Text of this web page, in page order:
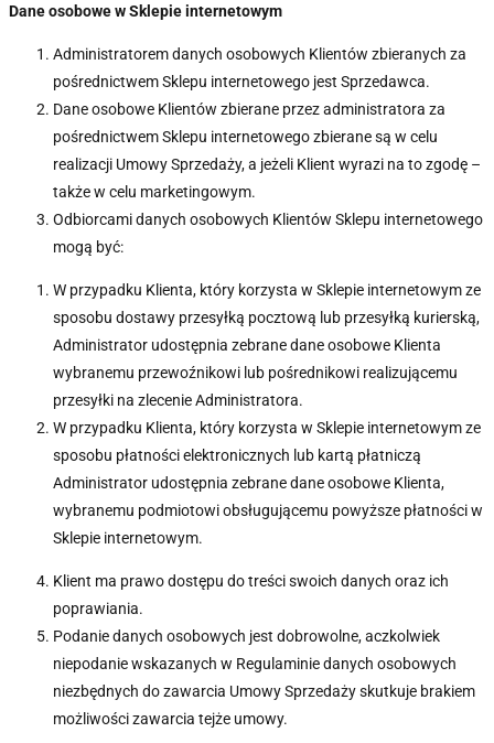
Dane osobowe w Sklepie internetowym
Administratorem danych osobowych Klientów zbieranych za
pośrednictwem Sklepu internetowego jest Sprzedawca.
Dane osobowe Klientów zbierane przez administratora za
pośrednictwem Sklepu internetowego zbierane są w celu
realizacji Umowy Sprzedaży, a jeżeli Klient wyrazi na to zgodę –
także w celu marketingowym.
Odbiorcami danych osobowych Klientów Sklepu internetowego
mogą być:
W przypadku Klienta, który korzysta w Sklepie internetowym ze
sposobu dostawy przesyłką pocztową lub przesyłką kurierską,
Administrator udostępnia zebrane dane osobowe Klienta
wybranemu przewoźnikowi lub pośrednikowi realizującemu
przesyłki na zlecenie Administratora.
W przypadku Klienta, który korzysta w Sklepie internetowym ze
sposobu płatności elektronicznych lub kartą płatniczą
Administrator udostępnia zebrane dane osobowe Klienta,
wybranemu podmiotowi obsługującemu powyższe płatności w
Sklepie internetowym.
Klient ma prawo dostępu do treści swoich danych oraz ich
poprawiania.
Podanie danych osobowych jest dobrowolne, aczkolwiek
niepodanie wskazanych w Regulaminie danych osobowych
niezbędnych do zawarcia Umowy Sprzedaży skutkuje brakiem
możliwości zawarcia tejże umowy.